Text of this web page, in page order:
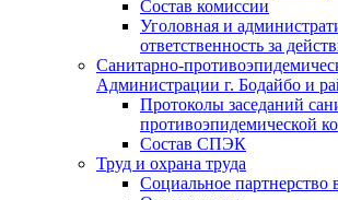
Состав комиссии
Уголовная и
ответственность за
Санитарно-
Администрации г. Бодайбо и
Протоколы заседаний
противоэпидемической
Состав СПЭК
Труд и охрана труда
Социальное партнерство